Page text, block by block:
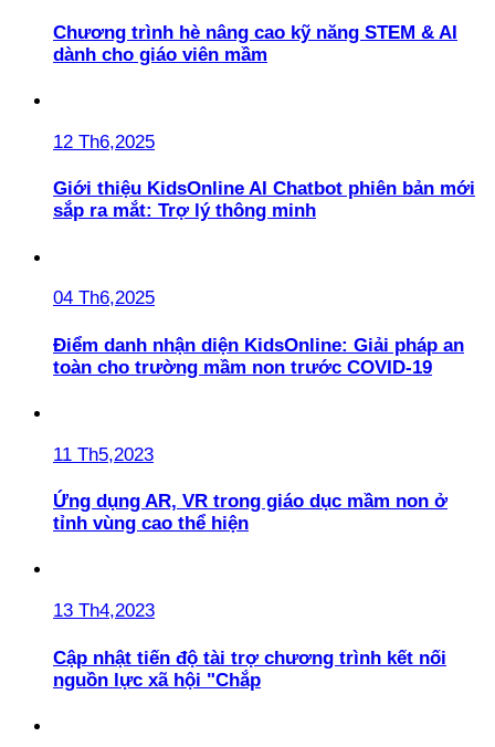
Chương trình hè nâng cao kỹ năng STEM & AI
dành cho giáo viên mầm
12 Th6,2025
Giới thiệu KidsOnline AI Chatbot phiên bản mới
sắp ra mắt: Trợ lý thông minh
04 Th6,2025
Điểm danh nhận diện KidsOnline: Giải pháp an
toàn cho trường mầm non trước COVID-19
11 Th5,2023
Ứng dụng AR, VR trong giáo dục mầm non ở
tỉnh vùng cao thể hiện
13 Th4,2023
Cập nhật tiến độ tài trợ chương trình kết nối
nguồn lực xã hội "Chắp